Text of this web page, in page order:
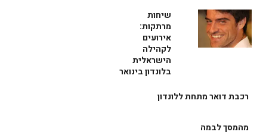
שיחות
מרתקות:
אירועים
לקהילה
הישראלית
בלונדון בינואר
רכבת דואר מתחת ללונדון
מהמסך לבמה